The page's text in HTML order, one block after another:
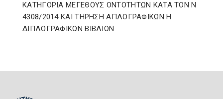
ΚΑΤΗΓΟΡΙΑ ΜΕΓΕΘΟΥΣ ΟΝΤΟΤΗΤΩΝ ΚΑΤΑ ΤΟΝ Ν
4308/2014 ΚΑΙ ΤΗΡΗΣΗ ΑΠΛΟΓΡΑΦΙΚΩΝ Η
ΔΙΠΛΟΓΡΑΦΙΚΩΝ ΒΙΒΛΙΩΝ